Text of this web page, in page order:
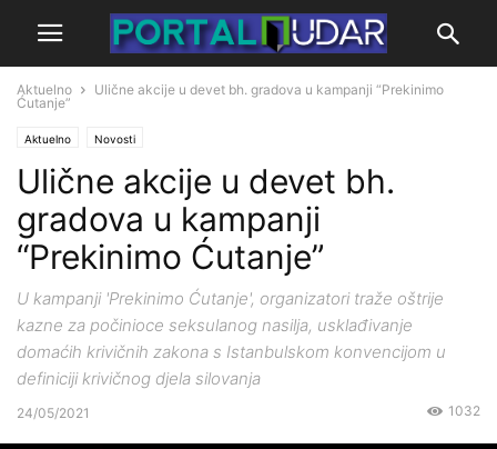
Aktuelno
Ulične akcije u devet bh. gradova u kampanji “Prekinimo
Ćutanje”
Aktuelno Novosti
Ulične akcije u devet bh.
gradova u kampanji
“Prekinimo Ćutanje”
U kampanji 'Prekinimo Ćutanje', organizatori traže oštrije
kazne za počinioce seksulanog nasilja, usklađivanje
domaćih krivičnih zakona s Istanbulskom konvencijom u
definiciji krivičnog djela silovanja
24/05/2021 1032